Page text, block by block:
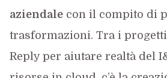
aziendalecon il compito di
trasformazioni. Tra i
Reply per aiutare realtà del